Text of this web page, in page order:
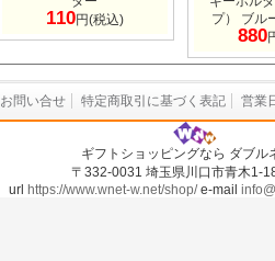
110円(税込)
プ） ブル
880
お問い合せ 特定商取引に基づく表記 営業
ギフトショッピングなら ダブル
〒332-0031 埼玉県川口市青木1-
url https://www.wnet-w.net/shop/e-mail